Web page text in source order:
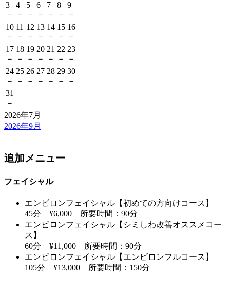
3
－
4
－
5
－
6
－
7
－
8
－
9
－
10
－
11
－
12
－
13
－
14
－
15
－
16
－
17
－
18
－
19
－
20
－
21
－
22
－
23
－
24
－
25
－
26
－
27
－
28
－
29
－
30
－
31
－
2026年7月
2026年9月
追加メニュー
フェイシャル
エンビロンフェイシャル【初めての方向けコース】
45分 ¥6,000 所要時間：90分
エンビロンフェイシャル【シミしわ改善オススメコー
ス】
60分 ¥11,000 所要時間：90分
エンビロンフェイシャル【エンビロンフルコース】
105分 ¥13,000 所要時間：150分